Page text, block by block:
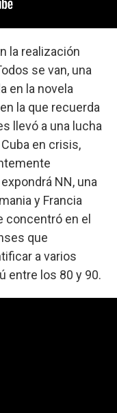
la realización
se van, una
en la novela
la que recuerda
llevó a una lucha
en crisis,
NN, una
y Francia
concentró en el
que
a varios
entre los 80 y 90.